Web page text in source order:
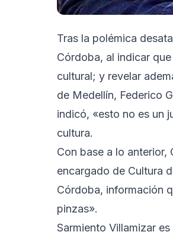
Tras la polémica
Córdoba, al indicar
cultural; y revelar
de Medellín, Federico
indicó, «esto no es un
cultura.
Con base a lo anterior,
encargado de Cultura
Córdoba, información
pinzas».
Sarmiento Villamizar